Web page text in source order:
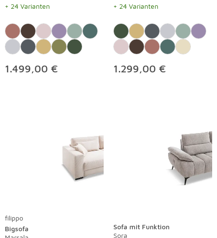
+ 24 Varianten
1.499,00 €
+ 24 Varianten
1.299,00 €
filippo
Bigsofa
Sofa mit Funktion
Sora